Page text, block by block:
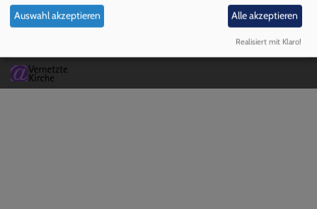
Auswahl akzeptieren Alle akzeptieren
Realisiert mit Klaro!